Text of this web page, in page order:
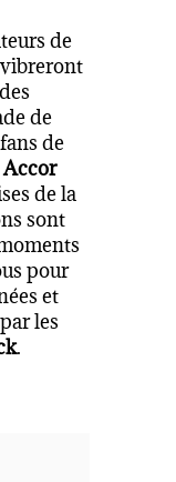
de
de
de
Accor
de la
sont
pour
et
les
.